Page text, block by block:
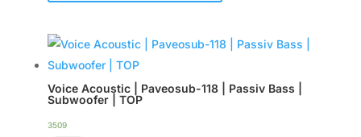
Case
Menge
-
Tourpack
(8er
Set)
Voice Acoustic | Paveosub-118 | Passiv Bass |
Subwoofer | TOP
3509